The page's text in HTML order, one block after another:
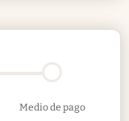
Medio de pago